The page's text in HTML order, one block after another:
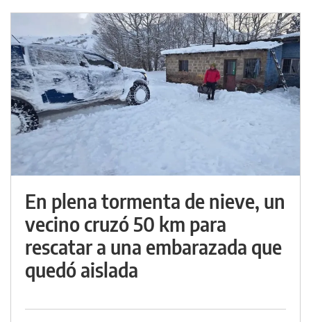
En plena tormenta de nieve, un
vecino cruzó 50 km para
rescatar a una embarazada que
quedó aislada